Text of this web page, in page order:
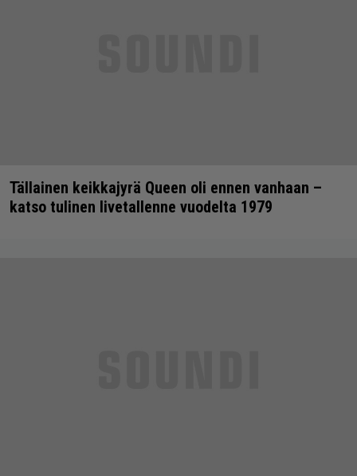
Tällainen keikkajyrä Queen oli ennen vanhaan –
katso tulinen livetallenne vuodelta 1979